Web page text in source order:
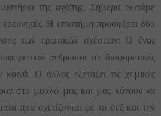
της αγάπης. Σήμερα ρωτάμε
ερευνητές. Η επιστήμη προσφέρει δύο
των ερωτικών σχέσεων: Ο ένας
άνθρωποι σε διαφορετικές
κοινά. Ο άλλος εξετάζει τις χημικές
στο μυαλό μας και μας κάνουν να
που σχετίζονται με το σεξ και την